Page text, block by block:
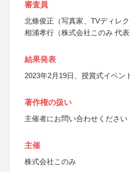
審査員
北條俊正（写真家、TVディレク
相浦孝行（株式会社このみ 代表
結果発表
2023年2月19日、授賞式イベン
著作権の扱い
主催者にお問い合わせください
主催
株式会社このみ